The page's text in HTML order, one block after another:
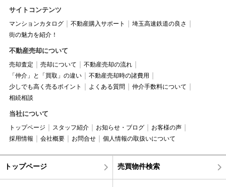
サイトコンテンツ
マンションカタログ 不動産購入サポート
埼玉高速鉄道の良さ
街の魅力を紹介！
不動産売却について
売却査定 売却について
不動産売却の流れ
「仲介」と「買取」の違い
不動産売却時の諸費用
少しでも高く売るポイント
よくある質問
仲介手数料について
相続相談
当社について
トップページ スタッフ紹介 お知らせ・ブログ
お客様の声
採用情報
会社概要 お問合せ 個人情報の取扱いについて
トップページ 売買物件検索